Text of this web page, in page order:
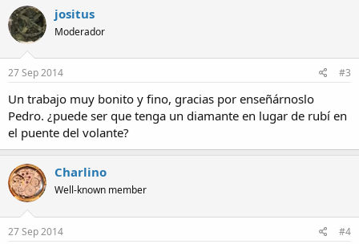
jositus
Moderador
27 Sep 2014 #3
Un trabajo muy bonito y fino, gracias por enseñárnoslo
Pedro. ¿puede ser que tenga un diamante en lugar de rubí en
el puente del volante?
Charlino
Well-known member
27 Sep 2014 #4